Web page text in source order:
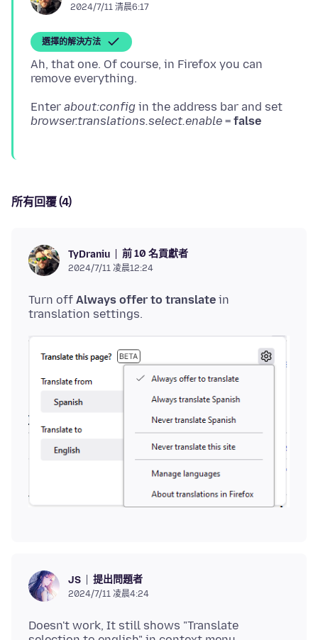
2024/7/11 清晨6:17
選擇的解決方法
Ah, that one. Of course, in Firefox you can
Enter about:config in the address bar and set
browser.translations.select.enable = false
所有回覆 (4)
TyDraniu 前 10 名貢獻者
2024/7/11 凌晨12:24
Turn off Always offer to translate in
JS 提出問題者
2024/7/11 凌晨4:24
Doesn't work, It still shows "Translate